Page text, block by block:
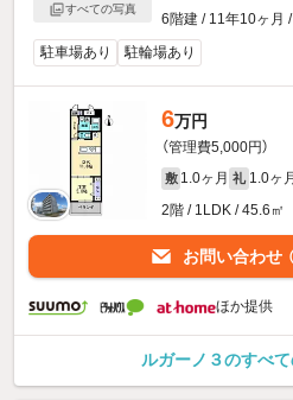
すべての写真
6階建 / 11年10ヶ月
駐車場あり
駐輪場あり
6万円
（管理費5,000円）
敷 1.0ヶ月 礼 1.0ヶ月
2階 / 1LDK / 45.6㎡
お問い合わせ
ほか提供
ルガーノ３のすべ